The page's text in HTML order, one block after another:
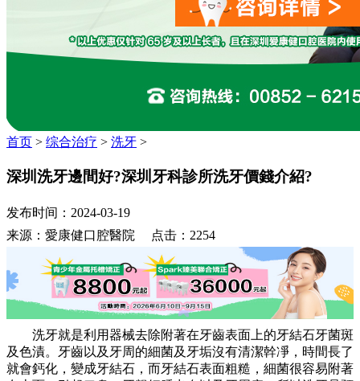
首页 > 综合治疗 > 洗牙 >
深圳洗牙邊間好?深圳牙科診所洗牙價錢介紹?
发布时间：2024-03-19
来源：愛康健口腔醫院 点击：2254
洗牙就是利用器械去除附著在牙齒表面上的牙結石牙菌斑
及色漬。牙齒以及牙周的細菌及牙垢沒有清潔幹凈，時間長了
就會鈣化，變成牙結石，而牙結石表面粗糙，細菌很容易附著